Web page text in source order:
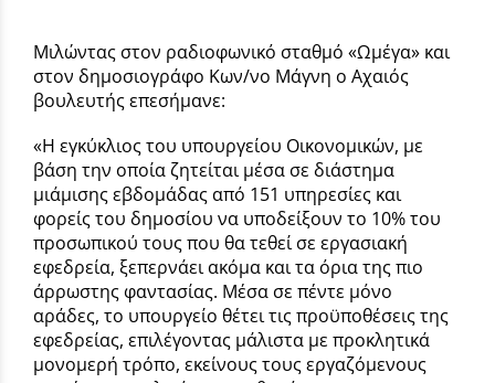
Μιλώντας στον ραδιοφωνικό σταθμό «Ωμέγα» και
στον δημοσιογράφο Κων/νο Μάγνη ο Αχαιός
βουλευτής επεσήμανε:
«Η εγκύκλιος του υπουργείου Οικονομικών, με
βάση την οποία ζητείται μέσα σε διάστημα
μιάμισης εβδομάδας από 151 υπηρεσίες και
φορείς του δημοσίου να υποδείξουν το 10% του
προσωπικού τους που θα τεθεί σε εργασιακή
εφεδρεία, ξεπερνάει ακόμα και τα όρια της πιο
άρρωστης φαντασίας. Μέσα σε πέντε μόνο
αράδες, το υπουργείο θέτει τις προϋποθέσεις της
εφεδρείας, επιλέγοντας μάλιστα με προκλητικά
μονομερή τρόπο, εκείνους τους εργαζόμενους